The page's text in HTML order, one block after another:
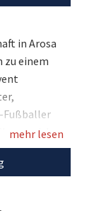
in Arosa
zu einem
Fußballer
sich
zu
mehr lesen